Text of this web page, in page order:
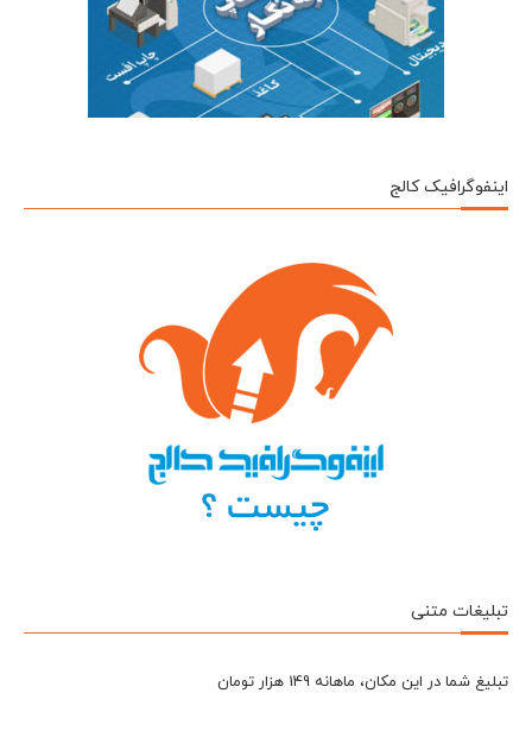
اینفوگرافیک کالج
تبلیغات متنی
تبلیغ شما در این مکان، ماهانه 149 هزار تومان